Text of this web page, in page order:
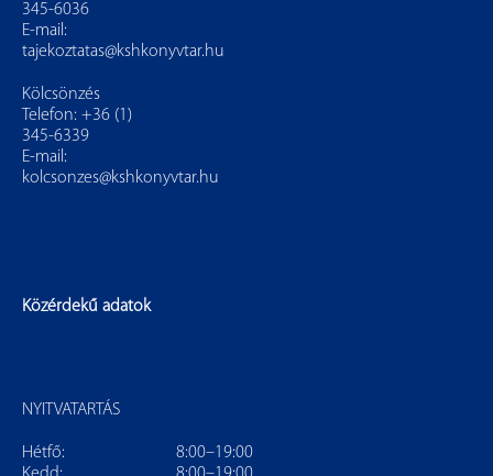
345-6036
E-mail:
tajekoztatas@kshkonyvtar.hu
Kölcsönzés
Telefon: +36 (1)
345-6339
E-mail:
kolcsonzes@kshkonyvtar.hu
Közérdekű adatok
NYITVATARTÁS
Hétfő:
8:00–19:00